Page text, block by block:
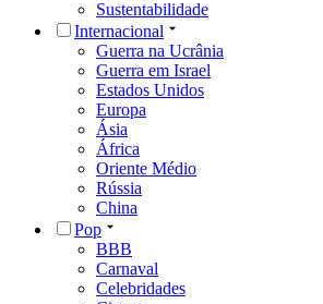
Sustentabilidade
Internacional
Guerra na Ucrânia
Guerra em Israel
Estados Unidos
Europa
Ásia
África
Oriente Médio
Rússia
China
Pop
BBB
Carnaval
Celebridades